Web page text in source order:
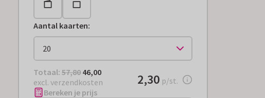
Aantal kaarten:
Totaal: € 46,00
Totaal: 57,80 46,00
excl. verzendkosten
€ 2,30per stuk
2,30 p/st.
Bereken je prijs